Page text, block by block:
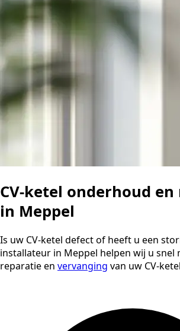
CV-ketel onderhoud
in Meppel
Is uw CV-ketel defect of heeft u een
installateur in Meppel helpen wij u snel
reparatie en vervanging van uw CV-